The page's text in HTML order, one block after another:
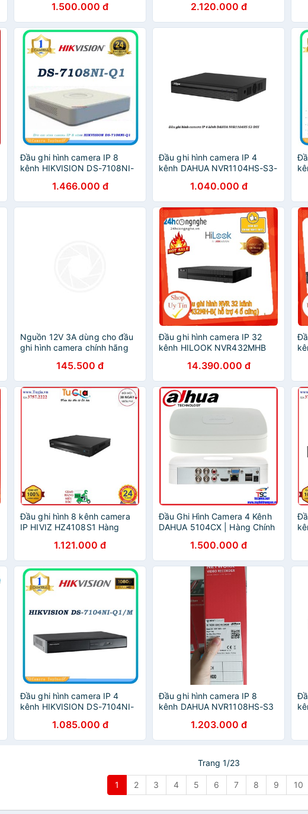
1.500.000 đ 2.120.000 đ
Đầu ghi hình camera IP 8
kênh HIKVISION DS-7108NI-
1.466.000 đ
Đầu ghi hình camera IP 4
kênh DAHUA NVR1104HS-S3-
1.040.000 đ
Nguồn 12V 3A dùng cho đầu
ghi hình camera chính hãng
145.500 đ
Đầu ghi hình camera IP 32
kênh HILOOK NVR432MHB
14.390.000 đ
Đầu ghi hình 8 kênh camera
IP HIVIZ HZ4108S1 Hàng
1.121.000 đ
Đầu Ghi Hình Camera 4 Kênh
DAHUA 5104CX | Hàng Chính
1.500.000 đ
Đầu ghi hình camera IP 4
kênh HIKVISION DS-7104NI-
1.085.000 đ
Đầu ghi hình camera IP 8
kênh DAHUA NVR1108HS-S3
1.203.000 đ
Trang 1/23
1 2 3 4 5 6 7 8 9 10